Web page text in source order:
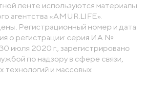
ленте используются материалы
агентства «AMUR.LIFE».
Регистрационный номер и дата
о регистрации: серия ИА №
июля 2020 г., зарегистрировано
по надзору в сфере связи,
и массовых